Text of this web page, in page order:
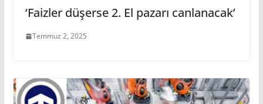
‘Faizler düşerse 2. El pazarı canlanacak’
Temmuz 2, 2025